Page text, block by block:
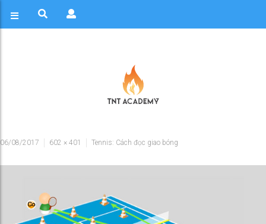
06/08/2017 602 × 401 Tennis: Cách đọc giao bóng